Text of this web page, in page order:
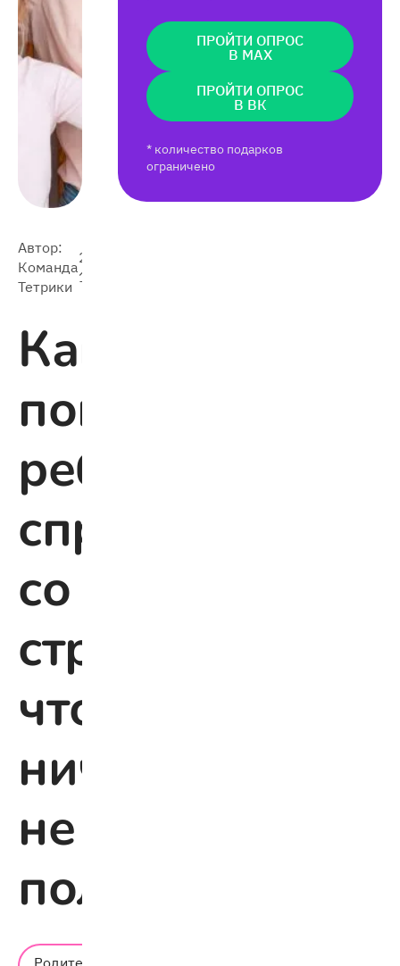
Автор:
Команда
Тетрики
2020-
11-27
Как
помочь
ребёнку
справиться
со
страхом,
что
ничего
не
получится
Родительский
ПРОЙТИ ОПРОС
В MAX
ПРОЙТИ ОПРОС
В ВК
* количество подарков
ограничено